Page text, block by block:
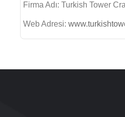
Firma Adı: Turkish Tower
Web Adresi: